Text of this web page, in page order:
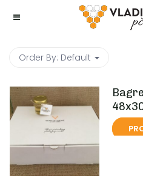
Order By: Default